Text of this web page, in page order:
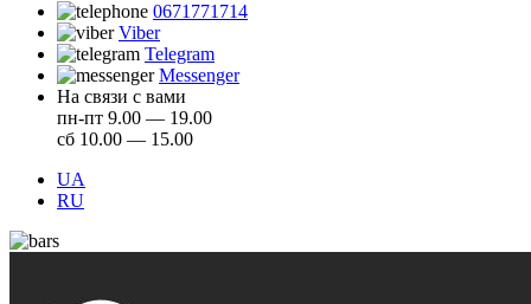
0671771714
Viber
Telegram
Messenger
На связи с вами
пн-пт 9.00 — 19.00
сб 10.00 — 15.00
UA
RU